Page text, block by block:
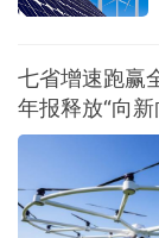
七省增速跑赢
年报释放“向